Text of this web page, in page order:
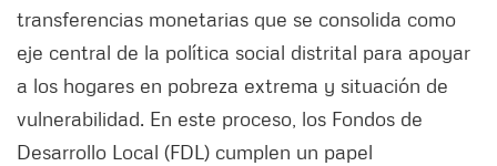
transferencias monetarias que se consolida como
eje central de la política social distrital para apoyar
a los hogares en pobreza extrema y situación de
vulnerabilidad. En este proceso, los Fondos de
Desarrollo Local (FDL) cumplen un papel